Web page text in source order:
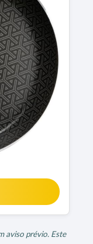
aviso prévio. Este